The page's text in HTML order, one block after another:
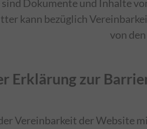
Dokumente und Inhalte
kann bezüglich
von
Erklärung zur
Vereinbarkeit der Website